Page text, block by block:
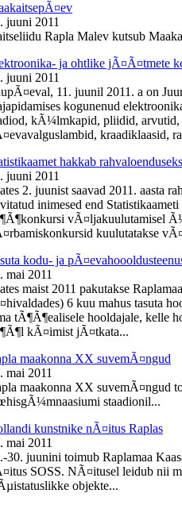
juuni 2011
Rapla Malev kutsub
ja ohtlike jÃ¤Ã¤tmete
juuni 2011
11. juunil 2011. a on
kogunenud
kÃ¼lmkapid, pliidid,
kraadiklaasid,
hakkab
juuni 2011
2. juunist saavad 2011. aasta
inimesed end
vÃ¤ljakuulutamisel
kuulutatakse
kodu- ja
mai 2011
maist 2011 pakutakse
6 kuu mahus tasuta
tÃ¶Ã¶ealisele hooldajale, kelle
kÃ¤imist jÃ¤tkata...
maakonna XX suvemÃ¤ngud
mai 2011
maakonna XX suvemÃ¤ngud
staadionil...
kunstnike nÃ¤itus Raplas
mai 2011
30. juunini toimub Raplamaa
SOSS. NÃ¤itusel leidub nii
objekte...